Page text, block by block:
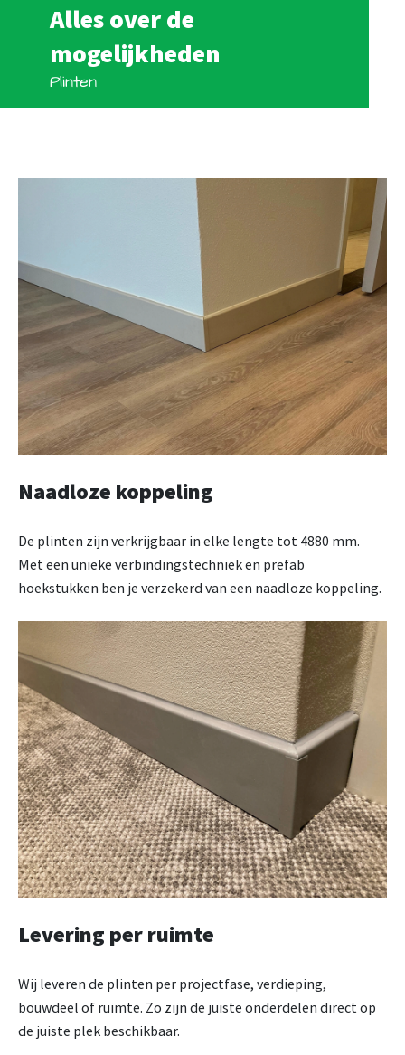
Alles over de
mogelijkheden
Plinten
Naadloze koppeling
De plinten zijn verkrijgbaar in elke lengte tot 4880 mm.
Met een unieke verbindingstechniek en prefab
hoekstukken ben je verzekerd van een naadloze koppeling.
Levering per ruimte
Wij leveren de plinten per projectfase, verdieping,
bouwdeel of ruimte. Zo zijn de juiste onderdelen direct op
de juiste plek beschikbaar.